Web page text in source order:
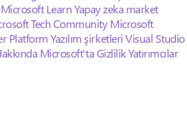
Microsoft LearnYapay zeka market
Tech Community Microsoft
Platform Yazılım şirketleriVisual Studio
Microsoft'ta GizlilikYatırımcılar